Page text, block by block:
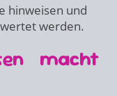
hinweisen und
werden.
macht